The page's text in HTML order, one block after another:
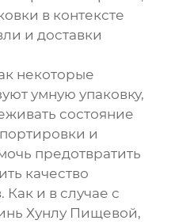
в контексте
и доставки
некоторые
умную упаковку,
состояние
и
предотвратить
качество
и в случае с
Хунлу Пищевой,